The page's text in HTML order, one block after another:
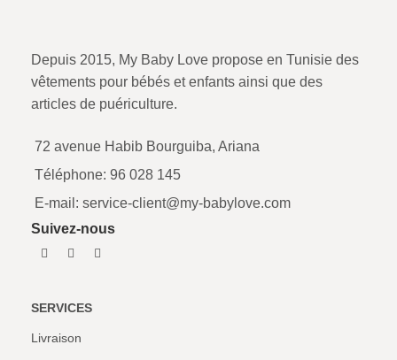
Depuis 2015, My Baby Love propose en Tunisie des
vêtements pour bébés et enfants ainsi que des
articles de puériculture.
72 avenue Habib Bourguiba, Ariana
Téléphone: 96 028 145
E-mail: service-client@my-babylove.com
Suivez-nous
SERVICES
Livraison